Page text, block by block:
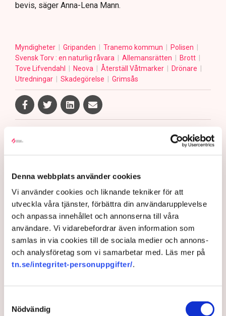
Denna webbplats använder cookies
Vi använder cookies och liknande tekniker för att
utveckla våra tjänster, förbättra din användarupplevelse
och anpassa innehållet och annonserna till våra
användare. Vi vidarebefordrar även information som
samlas in via cookies till de sociala medier och annons-
och analysföretag som vi samarbetar med. Läs mer på
tn.se/integritet-personuppgifter/.
Nödvändig
bevis, säger Anna-Lena Mann.
Myndigheter Gripanden Tranemo kommun
Polisen
Svensk Torv : en naturlig råvara
Allemansrätten
Brott
Tove Lifvendahl
Neova Återställ Våtmarker
Drönare
Utredningar
Skadegörelse Grimsås
gabriel.cardona.cervantes@tn.se
Uppdaterad: 7 aug 2026, 09:58
LÄS ÄVEN
Ledare: Polisen måste kunna
stoppa sabotagen
5 AUGUSTI 2026 |
Aktivisterna klättrar upp på
avvisa dem: ”Upptrappning på